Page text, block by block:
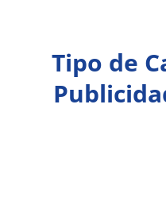
Tipo de